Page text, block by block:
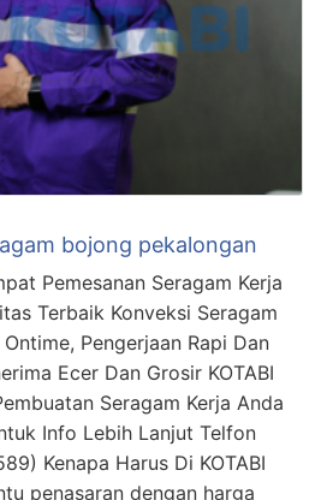
bojong pekalongan
Pemesanan Seragam Kerja
Terbaik Konveksi Seragam
Pengerjaan Rapi Dan
Ecer Dan Grosir KOTABI
Seragam Kerja Anda
Info Lebih Lanjut Telfon
Kenapa Harus Di KOTABI
penasaran dengan harga